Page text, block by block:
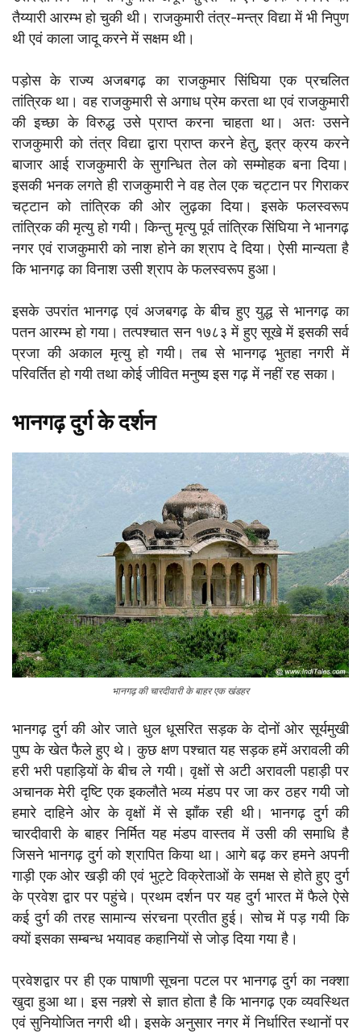
तैय्यारी आरम्भ हो चुकी थी। राजकुमारी तंत्र-मन्त्र विद्या में भी निपुण
थी एवं काला जादू करने में सक्षम थी।
पड़ोस के राज्य अजबगढ़ का राजकुमार सिंघिया एक प्रचलित
तांत्रिक था। वह राजकुमारी से अगाध प्रेम करता था एवं राजकुमारी
की इच्छा के विरुद्ध उसे प्राप्त करना चाहता था। अतः उसने
राजकुमारी को तंत्र विद्या द्वारा प्राप्त करने हेतु, इत्र क्रय करने
बाजार आई राजकुमारी के सुगन्धित तेल को सम्मोहक बना दिया।
इसकी भनक लगते ही राजकुमारी ने वह तेल एक चट्टान पर गिराकर
चट्टान को तांत्रिक की ओर लुढ़का दिया। इसके फलस्वरूप
तांत्रिक की मृत्यु हो गयी। किन्तु मृत्यु पूर्व तांत्रिक सिंघिया ने भानगढ़
नगर एवं राजकुमारी को नाश होने का श्राप दे दिया। ऐसी मान्यता है
कि भानगढ़ का विनाश उसी श्राप के फलस्वरूप हुआ।
इसके उपरांत भानगढ़ एवं अजबगढ़ के बीच हुए युद्ध से भानगढ़ का
पतन आरम्भ हो गया। तत्पश्चात सन १७८३ में हुए सूखे में इसकी सर्व
प्रजा की अकाल मृत्यु हो गयी। तब से भानगढ़ भुतहा नगरी में
परिवर्तित हो गयी तथा कोई जीवित मनुष्य इस गढ़ में नहीं रह सका।
भानगढ़ दुर्ग के दर्शन
भानगढ़ की चारदीवारी के बाहर एक खंडहर
भानगढ़ दुर्ग की ओर जाते धुल धूसरित सड़क के दोनों ओर सूर्यमुखी
पुष्प के खेत फैले हुए थे। कुछ क्षण पश्चात यह सड़क हमें अरावली की
हरी भरी पहाड़ियों के बीच ले गयी। वृक्षों से अटी अरावली पहाड़ी पर
अचानक मेरी दृष्टि एक इकलौते भव्य मंडप पर जा कर ठहर गयी जो
हमारे दाहिने ओर के वृक्षों में से झाँक रही थी। भानगढ़ दुर्ग की
चारदीवारी के बाहर निर्मित यह मंडप वास्तव में उसी की समाधि है
जिसने भानगढ़ दुर्ग को श्रापित किया था। आगे बढ़ कर हमने अपनी
गाड़ी एक ओर खड़ी की एवं भुट्टे विक्रेताओं के समक्ष से होते हुए दुर्ग
के प्रवेश द्वार पर पहुंचे। प्रथम दर्शन पर यह दुर्ग भारत में फैले ऐसे
कई दुर्ग की तरह सामान्य संरचना प्रतीत हुई। सोच में पड़ गयी कि
क्यों इसका सम्बन्ध भयावह कहानियों से जोड़ दिया गया है।
प्रवेशद्वार पर ही एक पाषाणी सूचना पटल पर भानगढ़ दुर्ग का नक्शा
खुदा हुआ था। इस नक़्शे से ज्ञात होता है कि भानगढ़ एक व्यवस्थित
एवं सुनियोजित नगरी थी। इसके अनुसार नगर में निर्धारित स्थानों पर